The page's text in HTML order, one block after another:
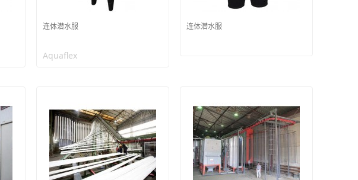
连体潜水服
Aquaflex
连体潜水服